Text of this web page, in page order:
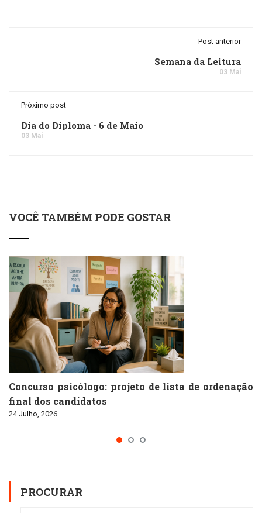
Post anterior
Semana da Leitura
03 Mai
Próximo post
Dia do Diploma - 6 de Maio
03 Mai
VOCÊ TAMBÉM PODE GOSTAR
Concurso psicólogo: projeto de lista de ordenação
final dos candidatos
24 Julho, 2026
PROCURAR